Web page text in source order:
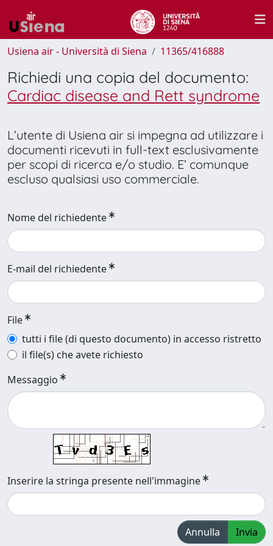
Usiena air - Università di Siena 11365/416888
Richiedi una copia del documento:
Cardiac disease and Rett syndrome
L’utente di Usiena air si impegna ad utilizzare i
documenti ricevuti in full-text esclusivamente
per scopi di ricerca e/o studio. E’ comunque
escluso qualsiasi uso commerciale.
Nome del richiedente
E-mail del richiedente
File
tutti i file (di questo documento) in accesso ristretto
il file(s) che avete richiesto
Messaggio
Inserire la stringa presente nell'immagine
Annulla Invia